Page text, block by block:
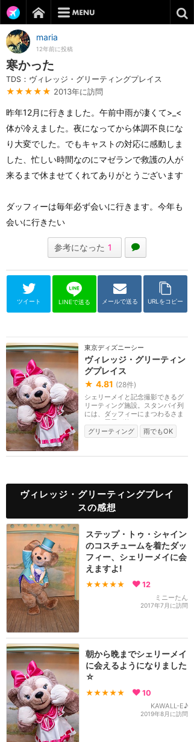
maria
12年前に投稿
寒かった
TDS：ヴィレッジ・グリーティングプレイス
★★★★★ 2013年に訪問
昨年12月に行きました。午前中雨が凄くて>_<
体が冷えました。夜になってから体調不良にな
り大変でした。でもキャストの対応に感動しま
した、忙しい時間なのにマゼランで救護の人が
来るまで休ませてくれてありがとうございます
ダッフィーは毎年必ず会いに行きます。今年も
会いに行きたい
参考になった 1
ツイート LINEで送る メールで送る URLをコピー
東京ディズニーシー
ヴィレッジ・グリーティン
グプレイス
★ 4.81 (28件)
シェリーメイと記念撮影できるグ
リーティング施設。スタンバイ列
には、ダッフィーにまつわるさま
ざまな展示が飾ら...
グリーティング
雨でもOK
ヴィレッジ・グリーティングプレイ
スの感想
ステップ・トゥ・シャイン
のコスチュームを着たダッ
フィー、シェリーメイに会
えますよ!
★★★★★ 12
ミニーたん
2017年7月に訪問
朝から晩までシェリーメイ
に会えるようになりました
☆
★★★★★ 10
KAWALL-E♪
2019年8月に訪問